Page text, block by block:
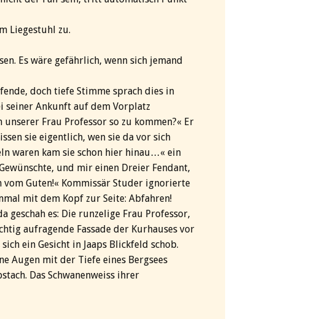
Liegestuhl zu.
Es wäre gefährlich, wenn sich jemand
doch tiefe Stimme sprach dies in
seiner Ankunft auf dem Vorplatz
Frau Professor so zu kommen?« Er
sie eigentlich, wen sie da vor sich
waren kam sie schon hier hinau…« ein
und mir einen Dreier Fendant,
vom Guten!« Kommissär Studer ignorierte
mit dem Kopf zur Seite: Abfahren!
es: Die runzelige Frau Professor,
aufragende Fassade der Kurhauses vor
ein Gesicht in Jaaps Blickfeld schob.
Augen mit der Tiefe eines Bergsees
Das Schwanenweiss ihrer